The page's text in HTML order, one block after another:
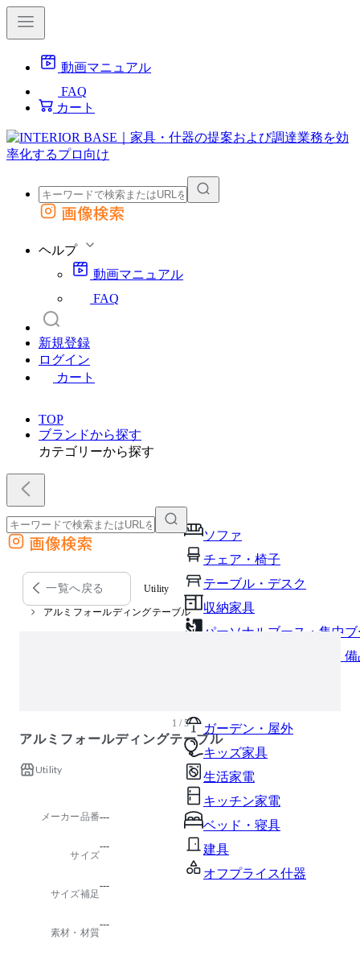
動画マニュアル
FAQ
カート
外部サイトの商品をカートに追加
画像検索
ヘルプ
動画マニュアル
FAQ
新規登録
ログイン
カート
TOP
ブランドから探す
カテゴリーから探す
ソファ
チェア・椅子
テーブル・デスク
収納家具
パーソナルブース・集中
オフィスアクセサリー・
ガーデン・屋外
キッズ家具
生活家電
キッチン家電
ベッド・寝具
建具
オフプライス什器
外部サイトの商品をカートに追加
他のサイトで見つけた商品ページのURLを貼り付けて、カートに追加できます
画像検索
一覧へ戻る Utility
アルミフォールディングテーブル
1 / 5
アルミフォールディングテーブル
Utility
メーカー品番---
サイズ
---
サイズ補足
---
素材・材質
---